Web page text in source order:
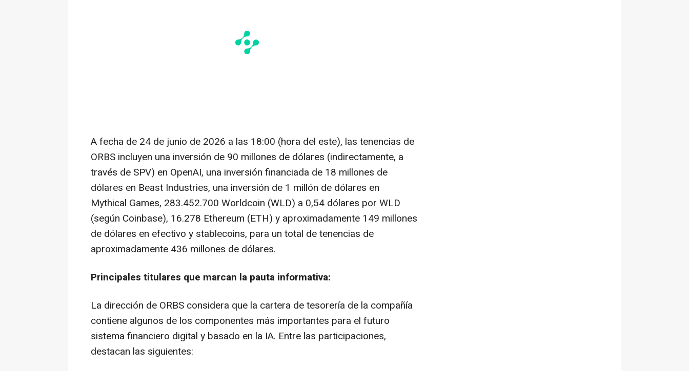
A fecha de 24 de junio de 2026 a las 18:00 (hora del este), las tenencias de
ORBS incluyen una inversión de 90 millones de dólares (indirectamente, a
través de SPV) en OpenAI, una inversión financiada de 18 millones de
dólares en Beast Industries, una inversión de 1 millón de dólares en
Mythical Games, 283.452.700 Worldcoin (WLD) a 0,54 dólares por WLD
(según Coinbase), 16.278 Ethereum (ETH) y aproximadamente 149 millones
de dólares en efectivo y stablecoins, para un total de tenencias de
aproximadamente 436 millones de dólares.
Principales titulares que marcan la pauta informativa:
La dirección de ORBS considera que la cartera de tesorería de la compañía
contiene algunos de los componentes más importantes para el futuro
sistema financiero digital y basado en la IA. Entre las participaciones,
destacan las siguientes: